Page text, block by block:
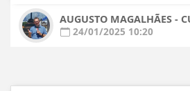
AUGUSTO MAGALHÃES -
24/01/2025 10:20